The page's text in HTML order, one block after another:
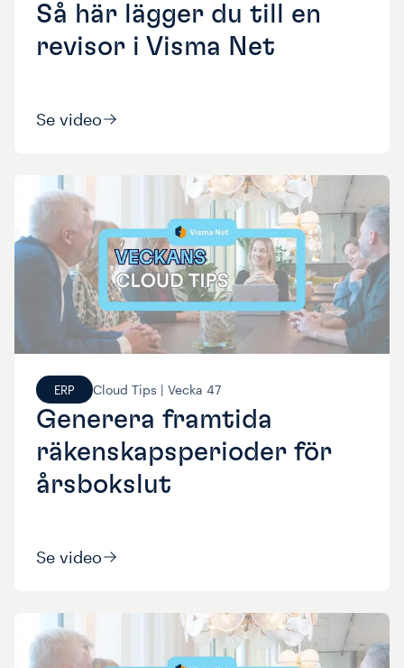
Så här lägger du till en
revisor i Visma Net
Se video
ERP Cloud Tips | Vecka 47
Generera framtida
räkenskapsperioder för
årsbokslut
Se video